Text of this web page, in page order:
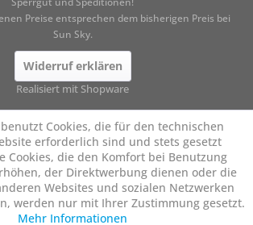
Preise entsprechen dem bisherigen Preis bei
Sun Sky.
Widerruf erklären
Realisiert mit Shopware
Cookies, die für den technischen
erforderlich sind und stets gesetzt
Cookies, die den Komfort bei Benutzung
der Direktwerbung dienen oder die
Websites und sozialen Netzwerken
werden nur mit Ihrer Zustimmung gesetzt.
Mehr Informationen